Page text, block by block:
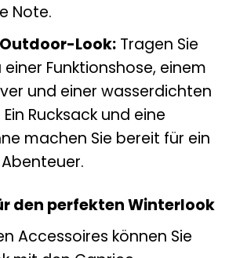
Note.
Look:Tragen Sie
einer Funktionshose, einem
und einer wasserdichten
Rucksack und eine
machen Sie bereit für ein
den perfekten Winterlook
Accessoires können Sie